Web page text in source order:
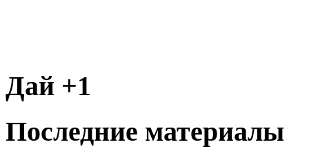
Дай +1
Последние материалы